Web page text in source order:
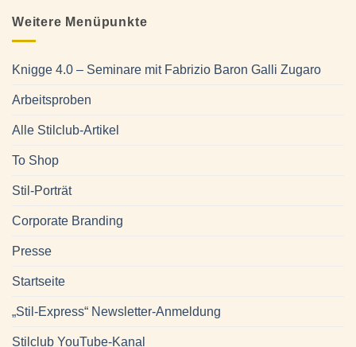
Weitere Menüpunkte
Knigge 4.0 – Seminare mit Fabrizio Baron Galli Zugaro
Arbeitsproben
Alle Stilclub-Artikel
To Shop
Stil-Porträt
Corporate Branding
Presse
Startseite
„Stil-Express“ Newsletter-Anmeldung
Stilclub YouTube-Kanal